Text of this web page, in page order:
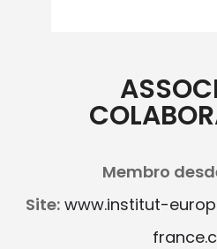
Membro
Site: www.institut-